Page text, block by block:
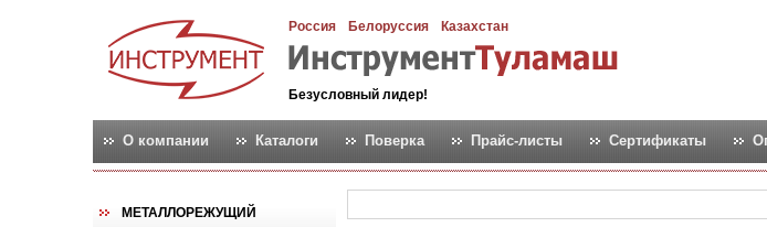
Россия Белоруссия Казахстан
Безусловный лидер!
О компании Каталоги Поверка Прайс-листы Сертификаты
МЕТАЛЛОРЕЖУЩИЙ